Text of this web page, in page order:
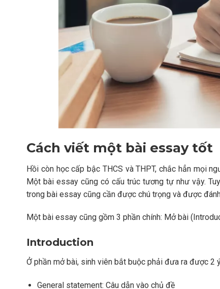
Cách viết một bài essay tốt
Hồi còn học cấp bậc THCS và THPT, chắc hẳn mọi
Một bài essay cũng có cấu trúc tương tự như vậy.
trong bài essay cũng cần được chú trọng và được
Một bài essay cũng gồm 3 phần chính: Mở bài
Introduction
Ở phần mở bài, sinh viên bắt buộc phải đưa ra được 2
General statement: Câu dẫn vào chủ đề